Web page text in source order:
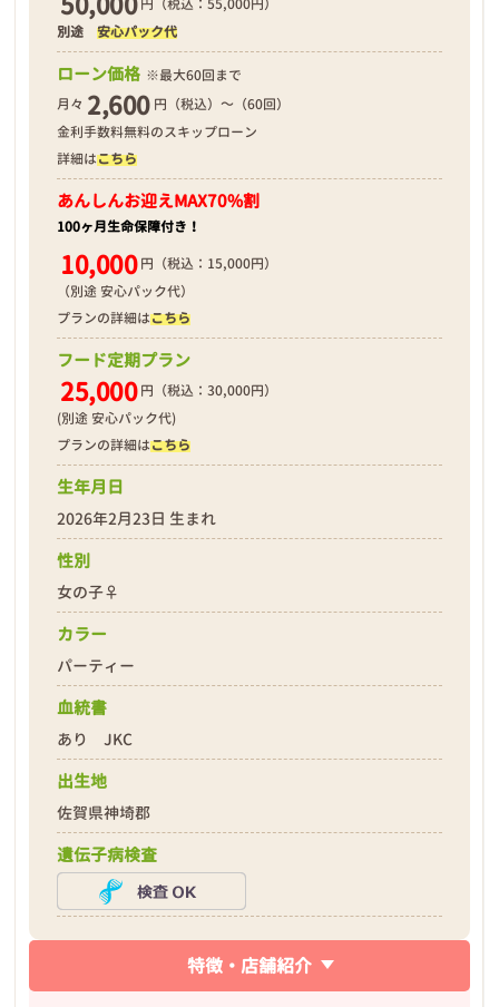
2026年02月24日
❮ ❯
❮ ❯
円（税込：55,000円）
別途安心パック代
ローン価格 ※最大60回まで
月々 2,600 円（税込）～（60回）
金利手数料無料のスキップローン
詳細はこちら
あんしんお迎えMAX70%割
100ヶ月生命保障付き！
10,000 円（税込：15,000円）
（別途 安心パック代）
プランの詳細はこちら
フード定期プラン
25,000 円（税込：30,000円）
(別途 安心パック代)
プランの詳細はこちら
生年月日
2026年2月23日 生まれ
性別
女の子♀
カラー
パーティー
血統書
あり JKC
出生地
佐賀県神埼郡
遺伝子病検査
特徴・店舗紹介